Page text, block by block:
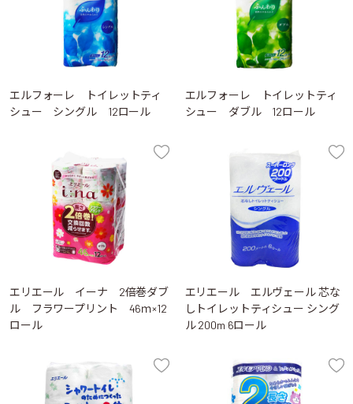
エルフォーレ トイレットティ
シュー シングル 12ロール
エルフォーレ トイレットティ
シュー ダブル 12ロール
エリエール イーナ 2倍巻ダブ
ル フラワープリント 46ｍ×12
ロール
エリエール エルヴェール 芯な
しトイレットティシュー シング
ル 200m 6ロール